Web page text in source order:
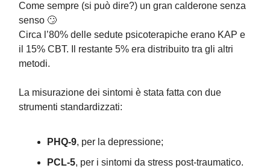
Come sempre (si può dire?) un gran calderone senza
senso 🙄
Circa l’80% delle sedute psicoterapiche erano KAP e
il 15% CBT. Il restante 5% era distribuito tra gli altri
metodi.
La misurazione dei sintomi è stata fatta con due
strumenti standardizzati:
PHQ-9, per la depressione;
PCL-5, per i sintomi da stress post-traumatico.